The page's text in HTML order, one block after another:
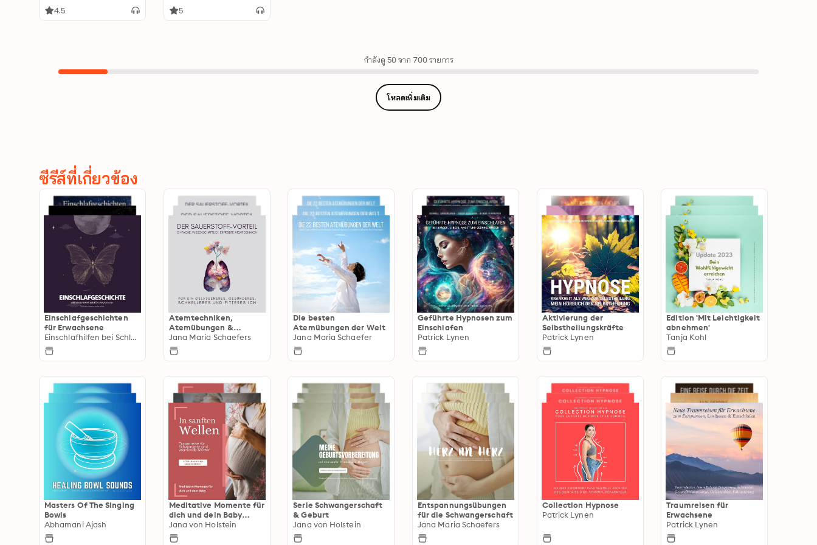
zuverlässige
4.5
revolutionäre Hypnose-
5
กำลังดู 50 จาก 700 รายการ
โหลดเพิ่มเติม
ซีรีส์ที่เกี่ยวข้อง
Einschlafgeschichten
für Erwachsene
Einschlafhilfen bei Schlafstörungen
Atemtechniken,
Atemübungen &
Atementspannung für
Anfänger
Jana Maria Schaefers
Die besten
Atemübungen der Welt
Jana Maria Schaefer
Geführte Hypnosen zum
Einschlafen
Patrick Lynen
Aktivierung der
Selbstheilungskräfte
Patrick Lynen
Edition 'Mit Leichtigkeit
abnehmen'
Tanja Kohl
Masters Of The Singing
Bowls
Abhamani Ajash
Meditative Momente für
dich und dein Baby
(Atem, Raum und
Geborgenheit)
Jana von Holstein
Serie Schwangerschaft
& Geburt
Jana von Holstein
Entspannungsübungen
für die Schwangerschaft
Jana Maria Schaefers
Collection Hypnose
Patrick Lynen
Traumreisen für
Erwachsene
Patrick Lynen